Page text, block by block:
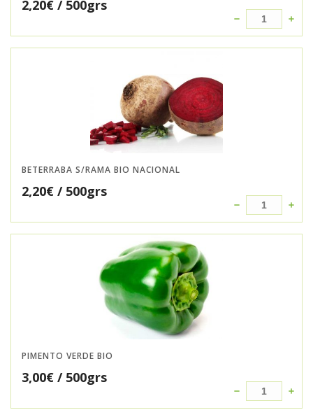
2,20€ / 500grs
BETERRABA S/RAMA BIO NACIONAL
2,20€ / 500grs
PIMENTO VERDE BIO
3,00€ / 500grs